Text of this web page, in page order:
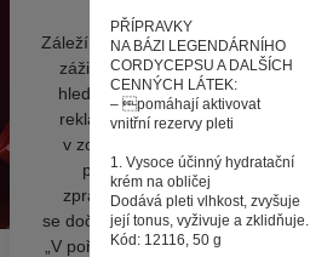
PŘÍPRAVKY
NA BÁZI LEGENDÁRNÍHO
CORDYCEPSU A DALŠÍCH
CENNÝCH LÁTEK:
– pomáhají aktivovat
vnitřní rezervy pleti
1. Vysoce účinný hydratační
krém na obličej
Dodává pleti vlhkost, zvyšuje
její tonus, vyživuje a zklidňuje.
Kód: 12116, 50 g
Záleží nám na tom, aby pro vás
zážitkem. Abyste na našich
hledáte, ušetřili spoustu klikání a
reklamy na věci, které vás
v zobrazení na které jste zvyklí a
přihlašovat. Proto od vás
zpracováním souborů cookies -
se dočasně ukládají ve vašem
„V pořádku“ souhlasíte s